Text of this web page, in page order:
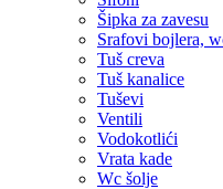
Šipka za zavesu
Srafovi bojlera,
Tuš creva
Tuš kanalice
Tuševi
Ventili
Vodokotlići
Vrata kade
Wc šolje